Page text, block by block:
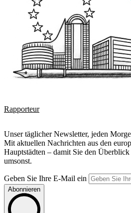
Rapporteur
Unser täglicher Newsletter, jeden
Mit aktuellen Nachrichten aus den
Hauptstädten – damit Sie den
umsonst.
Geben Sie Ihre E-Mail ein
Abonnieren